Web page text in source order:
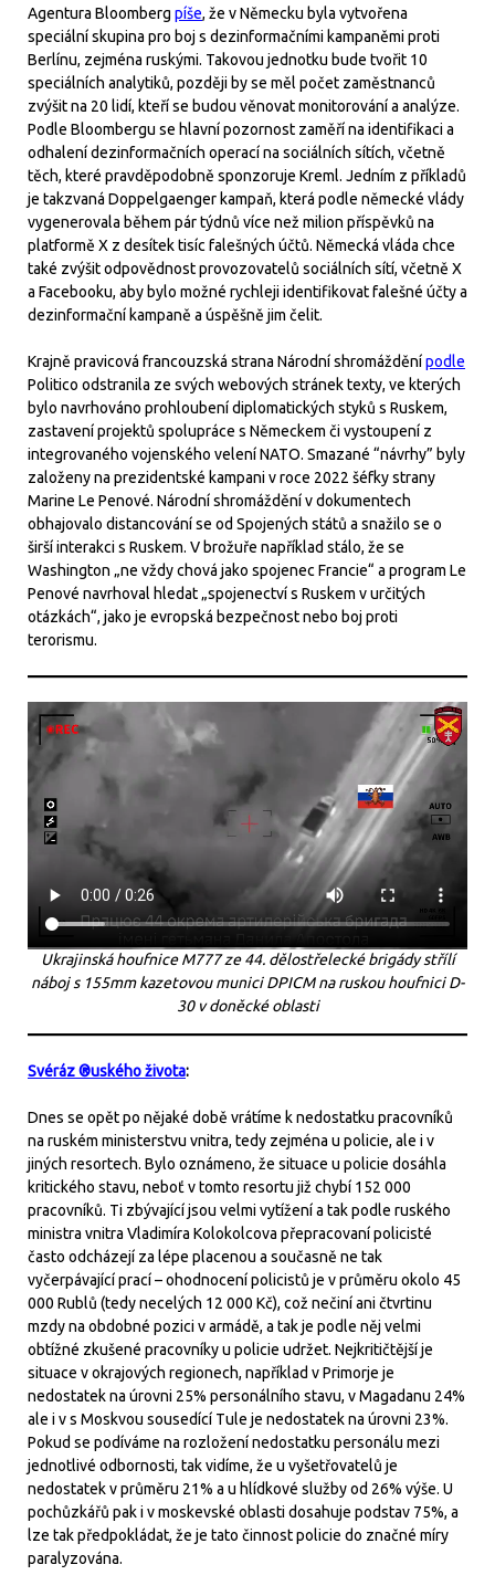
Agentura Bloomberg píše, že v Německu byla vytvořena
speciální skupina pro boj s dezinformačními kampaněmi proti
Berlínu, zejména ruskými. Takovou jednotku bude tvořit 10
speciálních analytiků, později by se měl počet zaměstnanců
zvýšit na 20 lidí, kteří se budou věnovat monitorování a analýze.
Podle Bloombergu se hlavní pozornost zaměří na identifikaci a
odhalení dezinformačních operací na sociálních sítích, včetně
těch, které pravděpodobně sponzoruje Kreml. Jedním z příkladů
je takzvaná Doppelgaenger kampaň, která podle německé vlády
vygenerovala během pár týdnů více než milion příspěvků na
platformě X z desítek tisíc falešných účtů. Německá vláda chce
také zvýšit odpovědnost provozovatelů sociálních sítí, včetně X
a Facebooku, aby bylo možné rychleji identifikovat falešné účty a
dezinformační kampaně a úspěšně jim čelit.
Krajně pravicová francouzská strana Národní shromážděnípodle
Politico odstranila ze svých webových stránek texty, ve kterých
bylo navrhováno prohloubení diplomatických styků s Ruskem,
zastavení projektů spolupráce s Německem či vystoupení z
integrovaného vojenského velení NATO. Smazané “návrhy” byly
založeny na prezidentské kampani v roce 2022 šéfky strany
Marine Le Penové. Národní shromáždění v dokumentech
obhajovalo distancování se od Spojených států a snažilo se o
širší interakci s Ruskem. V brožuře například stálo, že se
Washington „ne vždy chová jako spojenec Francie“ a program Le
Penové navrhoval hledat „spojenectví s Ruskem v určitých
otázkách“, jako je evropská bezpečnost nebo boj proti
terorismu.
Ukrajinská houfnice M777 ze 44. dělostřelecké brigády střílí
náboj s 155mm kazetovou munici DPICM na ruskou houfnici D-
30 v doněcké oblasti
Svéráz ®uského života:
Dnes se opět po nějaké době vrátíme k nedostatku pracovníků
na ruském ministerstvu vnitra, tedy zejména u policie, ale i v
jiných resortech. Bylo oznámeno, že situace u policie dosáhla
kritického stavu, neboť v tomto resortu již chybí 152 000
pracovníků. Ti zbývající jsou velmi vytížení a tak podle ruského
ministra vnitra Vladimíra Kolokolcova přepracovaní policisté
často odcházejí za lépe placenou a současně ne tak
vyčerpávající prací – ohodnocení policistů je v průměru okolo 45
000 Rublů (tedy necelých 12 000 Kč), což nečiní ani čtvrtinu
mzdy na obdobné pozici v armádě, a tak je podle něj velmi
obtížné zkušené pracovníky u policie udržet. Nejkritičtější je
situace v okrajových regionech, například v Primorje je
nedostatek na úrovni 25% personálního stavu, v Magadanu 24%
ale i v s Moskvou sousedící Tule je nedostatek na úrovni 23%.
Pokud se podíváme na rozložení nedostatku personálu mezi
jednotlivé odbornosti, tak vidíme, že u vyšetřovatelů je
nedostatek v průměru 21% a u hlídkové služby od 26% výše. U
pochůzkářů pak i v moskevské oblasti dosahuje podstav 75%, a
lze tak předpokládat, že je tato činnost policie do značné míry
paralyzována.